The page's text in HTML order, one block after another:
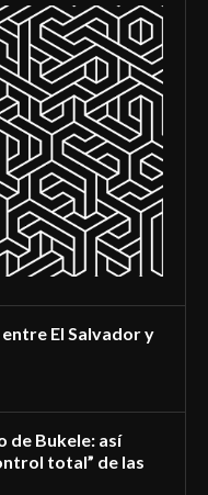
El Salvador y
de Bukele: así
total” de las